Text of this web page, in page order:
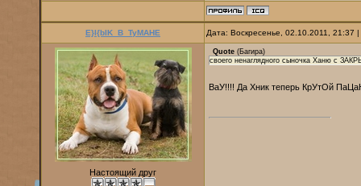
E}I{bIK_B_TyMAHE Дата: Воскресенье, 02.10.2011,
Настоящий друг
Quote (Багира)
своего ненаглядного сыночка Ханю
ВаУ!!!! Да Хник теперь КрУтОй